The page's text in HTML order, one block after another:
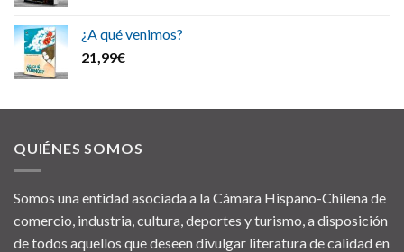
¿A qué venimos?
21,99€
QUIÉNES SOMOS
Somos una entidad asociada a la Cámara Hispano-Chilena de
comercio, industria, cultura, deportes y turismo, a disposición
de todos aquellos que deseen divulgar literatura de calidad en